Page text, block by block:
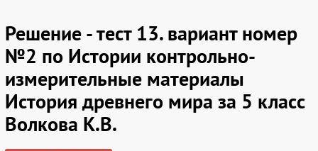
Решение - тест 13. вариант номер
№2 по Истории контрольно-
измерительные материалы
История древнего мира за 5 класс
Волкова К.В.